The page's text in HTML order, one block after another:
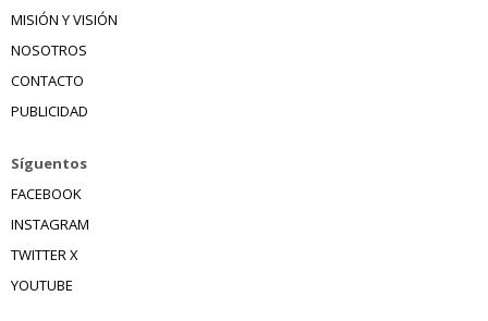
MISIÓN Y VISIÓN
NOSOTROS
CONTACTO
PUBLICIDAD
Síguentos
FACEBOOK
INSTAGRAM
TWITTER X
YOUTUBE